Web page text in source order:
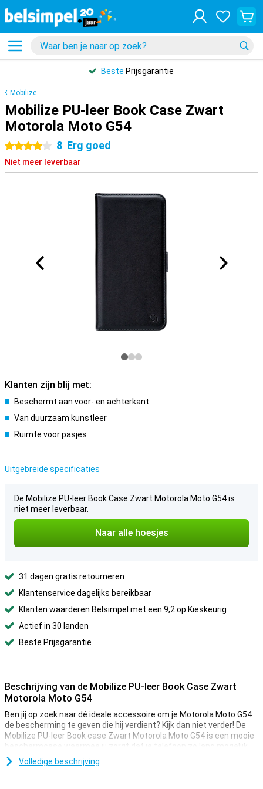
Beste Prijsgarantie
Mobilize
Mobilize PU-leer Book Case Zwart
Motorola Moto G54
4 sterren
8 Erg goed
Niet meer leverbaar
Klanten zijn blij met:
Beschermt aan voor- en achterkant
Van duurzaam kunstleer
Ruimte voor pasjes
Uitgebreide specificaties
De Mobilize PU-leer Book Case Zwart Motorola Moto G54 is
niet meer leverbaar.
Naar alle hoesjes
31 dagen gratis retourneren
Klantenservice dagelijks bereikbaar
Klanten waarderen Belsimpel met een 9,2 op Kieskeurig
Actief in 30 landen
Beste Prijsgarantie
Beschrijving van de Mobilize PU-leer Book Case Zwart
Motorola Moto G54
Ben jij op zoek naar dé ideale accessoire om je Motorola Moto G54
de bescherming te geven die hij verdient? Kijk dan niet verder! De
Mobilize PU-leer Book case Zwart Motorola Moto G54 is een mooie
beschermcase waarmee jij zorgt dat je telefoon zo lang mogelijk
mee gaat.
Volledige beschrijving